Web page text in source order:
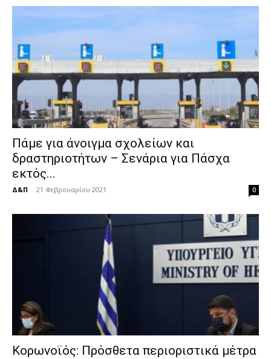
Πάμε για άνοιγμα σχολείων και
δραστηριοτήτων – Σενάρια για Πάσχα
εκτός...
Δ&Π - 21 Φεβρουαρίου 2021 0
Κορωνοϊός: Πρόσθετα περιοριστικά μέτρα